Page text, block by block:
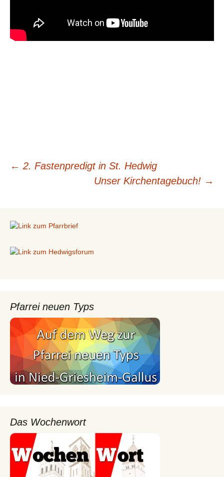
Beitragsnavigation
← 2. Fastenpredigt in St. Hedwig
Unser Kirchentagebuch! →
Pfarrei neuen Typs
Das Wochenwort